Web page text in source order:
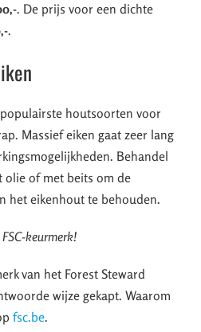
. De prijs voor een dichte
.
houtsoorten voor
Massief eiken gaat zeer lang
Behandel
of met beits om de
het eikenhout te behouden.
keurmerk!
van het Forest Steward
wijze gekapt. Waarom
fsc.be.